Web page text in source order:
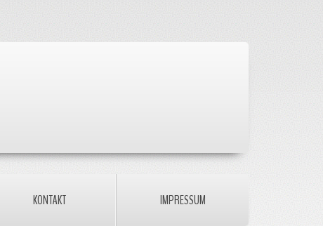
KONTAKT IMPRESSUM